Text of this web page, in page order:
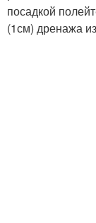
посадкой
(1см) дренажа